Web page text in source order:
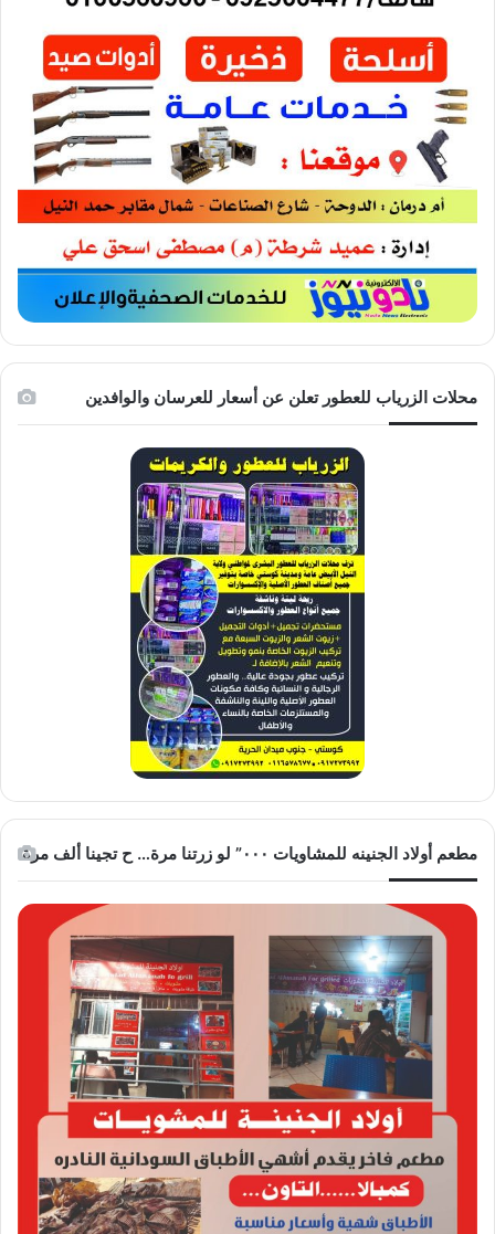
محلات الزرياب للعطور تعلن عن أسعار للعرسان والوافدين
مطعم أولاد الجنينه للمشاويات ٠٠٠” لو زرتنا مرة… ح تجينا ألف مرة